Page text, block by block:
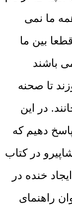
ما نمی
بین ما
باشند
تا صحنه
در این
دهیم که
در کتاب
خنده در
راهنمای